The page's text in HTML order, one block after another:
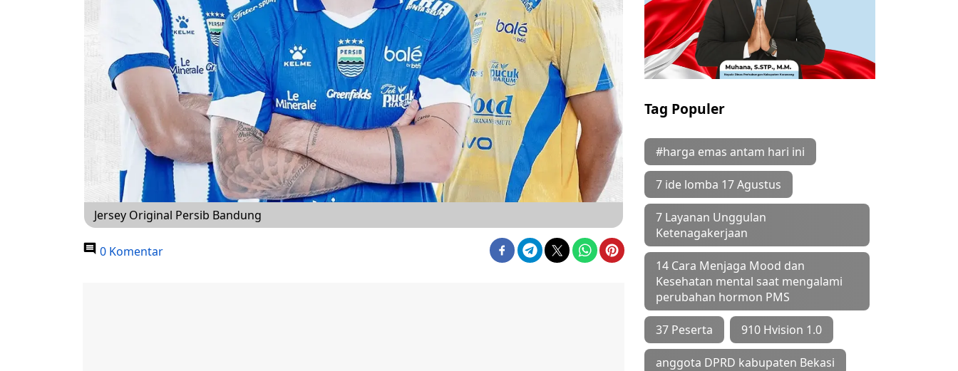
Jersey Original Persib Bandung
0 Komentar
Tag Populer
#harga emas antam hari ini
7 ide lomba 17 Agustus
7 Layanan Unggulan
Ketenagakerjaan
14 Cara Menjaga Mood dan
Kesehatan mental saat mengalami
perubahan hormon PMS
37 Peserta 910 Hvision 1.0
anggota DPRD kabupaten Bekasi